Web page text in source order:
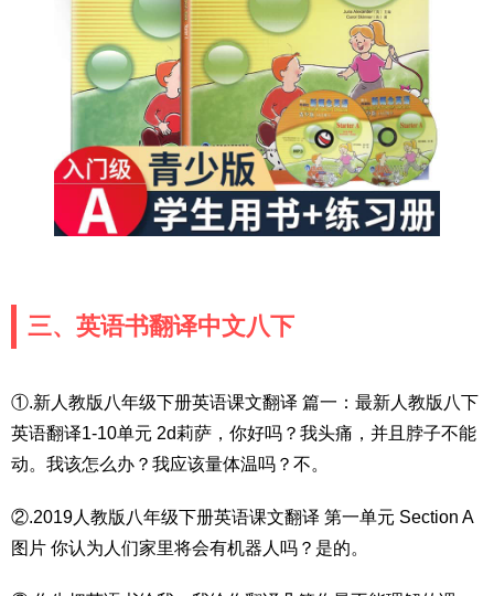
三、英语书翻译中文八下
①.新人教版八年级下册英语课文翻译 篇一：最新人教版八下
英语翻译1-10单元 2d莉萨，你好吗？我头痛，并且脖子不能
动。我该怎么办？我应该量体温吗？不。
②.2019人教版八年级下册英语课文翻译 第一单元 Section A
图片 你认为人们家里将会有机器人吗？是的。